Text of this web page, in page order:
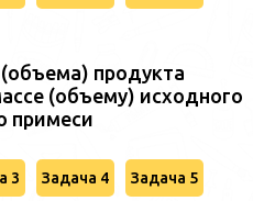
продукта
(объему) исходного
примеси
3 Задача 4 Задача 5